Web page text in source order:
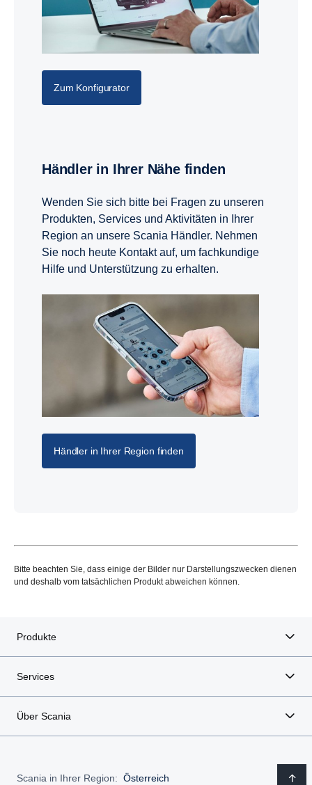
Zum Konfigurator
Händler in Ihrer Nähe finden
Wenden Sie sich bitte bei Fragen zu unseren
Produkten, Services und Aktivitäten in Ihrer
Region an unsere Scania Händler. Nehmen
Sie noch heute Kontakt auf, um fachkundige
Hilfe und Unterstützung zu erhalten.
Händler in Ihrer Region finden
Bitte beachten Sie, dass einige der Bilder nur Darstellungszwecken dienen
und deshalb vom tatsächlichen Produkt abweichen können.
Produkte
Services
Über Scania
Scania in Ihrer Region: Österreich